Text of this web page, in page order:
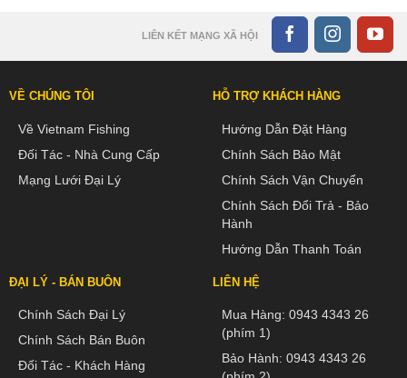
LIÊN KẾT MẠNG XÃ HỘI
VỀ CHÚNG TÔI
Về Vietnam Fishing
Đối Tác - Nhà Cung Cấp
Mạng Lưới Đại Lý
HỖ TRỢ KHÁCH HÀNG
Hướng Dẫn Đặt Hàng
Chính Sách Bảo Mật
Chính Sách Vận Chuyển
Chính Sách Đổi Trả - Bảo
Hành
Hướng Dẫn Thanh Toán
ĐẠI LÝ - BÁN BUÔN
Chính Sách Đại Lý
Chính Sách Bán Buôn
Đối Tác - Khách Hàng
LIÊN HỆ
Mua Hàng: 0943 4343 26
(phím 1)
Bảo Hành: 0943 4343 26